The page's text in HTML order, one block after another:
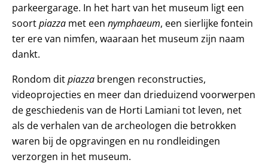
parkeergarage. In het hart van het museum ligt een
soortpiazza met een nymphaeum, een sierlijke fontein
ter ere van nimfen, waaraan het museum zijn naam
dankt.
Rondom ditpiazza brengen reconstructies,
videoprojecties en meer dan drieduizend voorwerpen
de geschiedenis van de Horti Lamiani tot leven, net
als de verhalen van de archeologen die betrokken
waren bij de opgravingen en nu rondleidingen
verzorgen in het museum.